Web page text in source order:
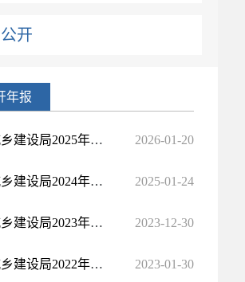
开
年报
昌吉州住房和城乡建设局2025年度政府信息公开工作年度报告 2026-01-20
昌吉州住房和城乡建设局2024年度政府信息公开工作年度报告 2025-01-24
昌吉州住房和城乡建设局2023年度政府信息公开工作年度报告 2023-12-30
昌吉州住房和城乡建设局2022年度政府信息公开工作年度报告 2023-01-30